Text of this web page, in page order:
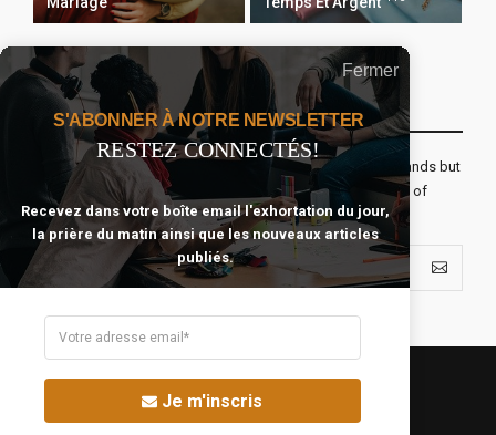
Recevoir Notre Newsletter Chaque Matin
The real voyage of discovery consists not in seeking new lands but
seeing with new eyes. All journeys have secret destinations of
which the traveler is unaware.
Fermer
S'ABONNER À NOTRE NEWSLETTER
RESTEZ CONNECTÉS!
Recevez dans votre boîte email l'exhortation du jour,
la prière du matin ainsi que les nouveaux articles
publiés.
Je m'inscris